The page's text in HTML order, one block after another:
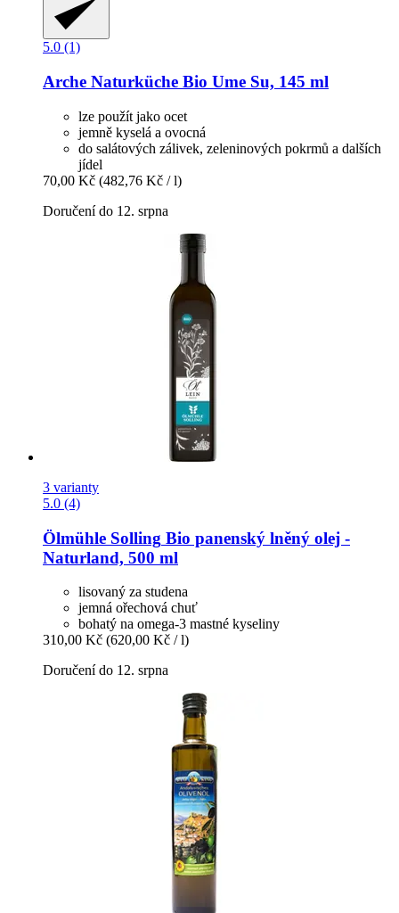
5.0 (1)
Arche Naturküche Bio Ume Su, 145 ml
lze použít jako ocet
jemně kyselá a ovocná
do salátových zálivek, zeleninových pokrmů a dalších
jídel
70,00 Kč (482,76 Kč / l)
Doručení do 12. srpna
3 varianty
5.0 (4)
Ölmühle Solling Bio panenský lněný olej -​
Naturland, 500 ml
lisovaný za studena
jemná ořechová chuť
bohatý na omega-3 mastné kyseliny
310,00 Kč (620,00 Kč / l)
Doručení do 12. srpna